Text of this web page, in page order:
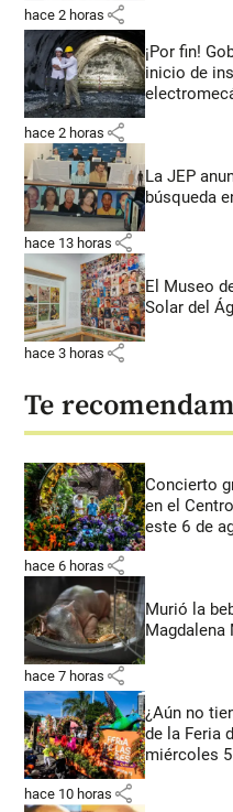
hace 2 horas share
¡Por fin!
inicio de
hace 2 horas share
La JEP
búsqueda
hace 13 horas share
El Museo
Solar del
hace 3 horas share
Te
Concierto
en el
este 6 de
hace 6 horas share
Murió la
Magdalena
hace 7 horas share
¿Aún no
de la Feria
miércoles
hace 10 horas share